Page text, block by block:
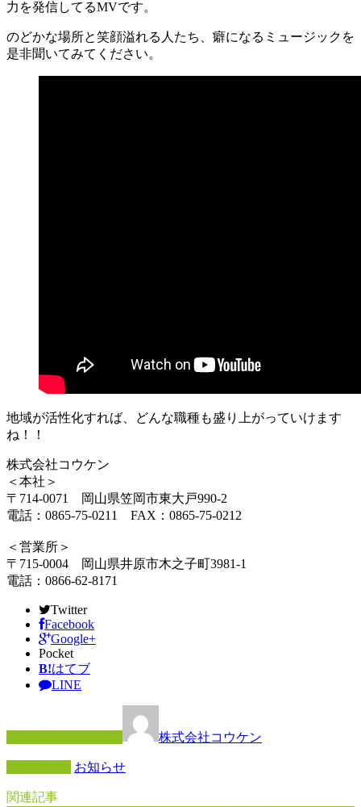
力を発信してるMVです。
のどかな場所と笑顔溢れる人たち、癖になるミュージックを
是非聞いてみてください。
地域が活性化すれば、どんな職種も盛り上がっていけます
ね！！
株式会社コウケン
＜本社＞
〒714-0071 岡山県笠岡市東大戸990-2
電話：0865-75-0211 FAX：0865-75-0212
＜営業所＞
〒715-0004 岡山県井原市木之子町3981-1
電話：0866-62-8171
Twitter
Facebook
Google+
Pocket
B!はてブ
LINE
株式会社コウケン
お知らせ
関連記事